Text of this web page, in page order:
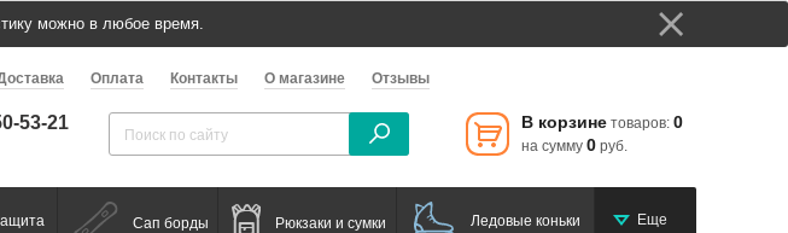
можно в любое время.
Оплата Контакты О магазине Отзывы
В корзине товаров: 0
на сумму 0 руб.
53-21
Сап борды Рюкзаки и сумки Ледовые коньки Еще